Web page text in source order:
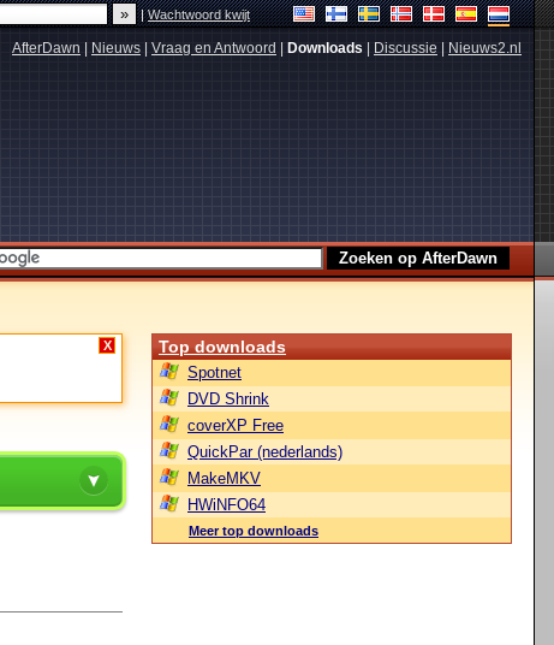
|Wachtwoord kwijt
AfterDawn Nieuws Vraag en Antwoord Downloads Discussie Nieuws2.nl
X Top downloads
Spotnet
DVD Shrink
coverXP Free
QuickPar (nederlands)
MakeMKV
HWiNFO64
Meer top downloads